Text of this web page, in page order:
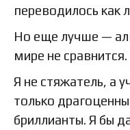
переводилось как
Но еще лучше —
мире не сравнится.
Я не стяжатель, а
только
бриллианты. Я бы